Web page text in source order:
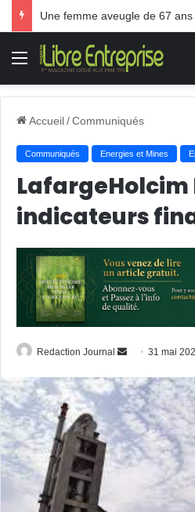
Menu
Accueil/Communiqués
Communiqués Energies et Mines
LafargeHolcim
indicateurs
Redaction Journal
Envoyer
courriel
31 mai